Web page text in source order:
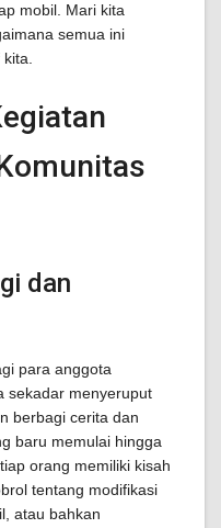
mobil. Mari kita
semua ini
dan
para anggota
sekadar menyeruput
berbagi cerita dan
baru memulai hingga
orang memiliki kisah
tentang modifikasi
atau bahkan